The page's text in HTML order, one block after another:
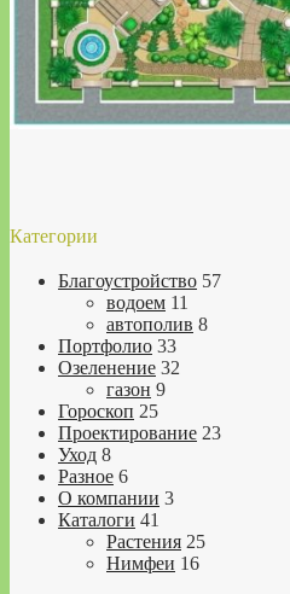
Категории
Благоустройство 57
водоем 11
автополив 8
Портфолио 33
Озеленение 32
газон 9
Гороскоп 25
Проектирование 23
Уход 8
Разное 6
О компании 3
Каталоги 41
Растения 25
Нимфеи 16